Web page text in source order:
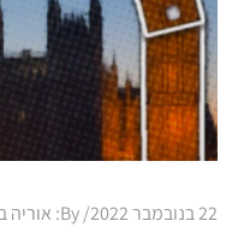
Posted
22 בנובמבר 2022 By: אוריה